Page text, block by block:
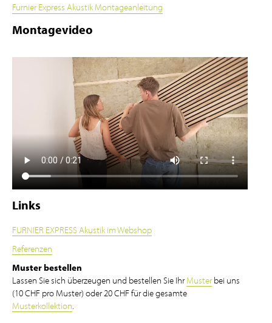
Furnier Express Akustik Montageanleitung
Montagevideo
Links
FURNIER EXPRESS Akustik im Webshop
Referenzen
Muster bestellen
Lassen Sie sich überzeugen und bestellen Sie IhrMusterbei uns
(10 CHF pro Muster) oder 20 CHF für die gesamte
Musterkollektion.